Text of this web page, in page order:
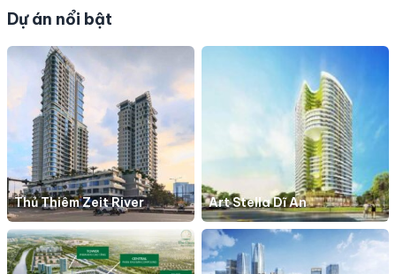
Dự án nổi bật
Thủ Thiêm Zeit River Art Stella Dĩ An